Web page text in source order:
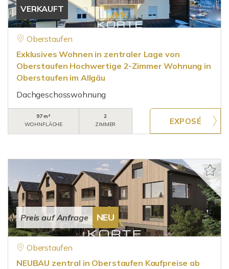
VERKAUFT
Oberstaufen
Exklusives Wohnen in zentraler Lage von
Oberstaufen Hochwertige 2-Zimmer Wohnung in
Oberstaufen im Allgäu
Dachgeschosswohnung
97 m²
WOHNFLÄCHE
2
ZIMMER
Preis auf Anfrage NEU
Oberstaufen
NEUBAU zentral in Oberstaufen Kaufpreise ab